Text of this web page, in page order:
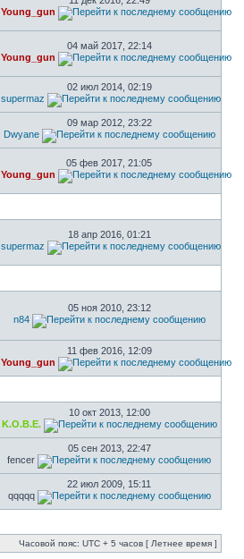
Young_gun
04 май 2017, 22:14
Young_gun
02 июл 2014, 02:19
supermaz
09 мар 2012, 23:22
Dwyane
05 фев 2017, 21:05
Young_gun
18 апр 2016, 01:21
supermaz
05 ноя 2010, 23:12
n84
11 фев 2016, 12:09
Young_gun
10 окт 2013, 12:00
K.O.B.E.
05 сен 2013, 22:47
fencer
22 июл 2009, 15:11
qqqqq
Часовой пояс: UTC + 5 часов [ Летнее время ]